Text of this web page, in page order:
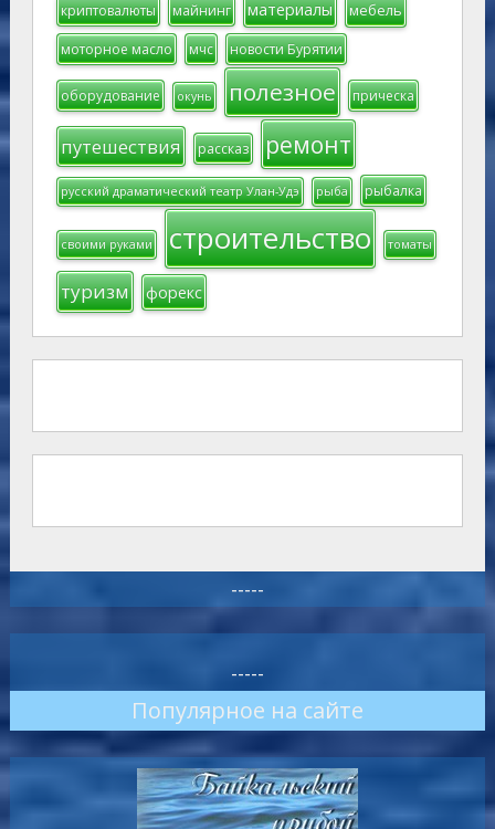
криптовалюты майнинг материалы мебель
моторное масло мчс новости Бурятии
оборудование окунь полезное прическа
путешествия рассказ ремонт
русский драматический театр Улан-Удэ рыба рыбалка
своими руками строительство томаты
туризм форекс
-----
-----
Популярное на сайте